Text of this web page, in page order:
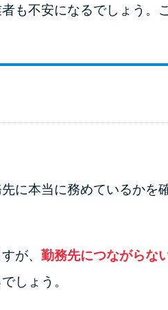
ン別の
も不安になるでしょう。
に本当に務めているかを
が、 勤務先につながらな
しょう。